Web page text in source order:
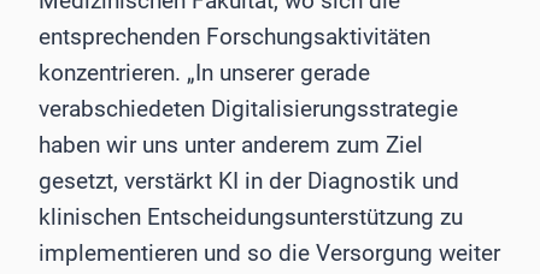
entsprechenden Forschungsaktivitäten
konzentrieren. „In unserer gerade
verabschiedeten Digitalisierungsstrategie
haben wir uns unter anderem zum Ziel
gesetzt, verstärkt KI in der Diagnostik und
klinischen Entscheidungsunterstützung zu
implementieren und so die Versorgung weiter